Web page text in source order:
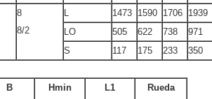
8
8/2
L 1473 1590 1706 1939
LO
505 622 738 971
S
117 175 233 350
B Hmin L1
Rueda